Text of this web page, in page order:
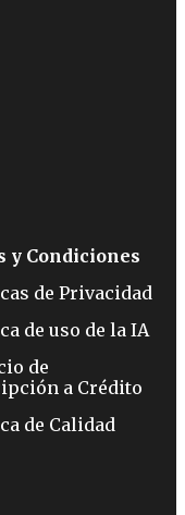
y Condiciones
de Privacidad
de uso de la IA
de
a Crédito
de Calidad